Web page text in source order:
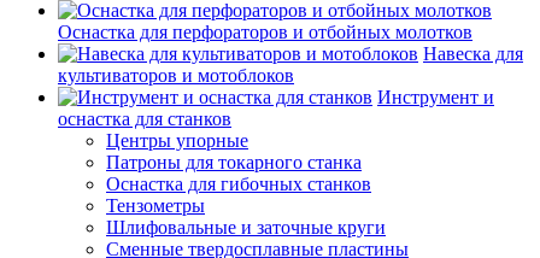
Оснастка для перфораторов и отбойных молотков
Навеска для
культиваторов и мотоблоков
Инструмент и
оснастка для станков
Центры упорные
Патроны для токарного станка
Оснастка для гибочных станков
Тензометры
Шлифовальные и заточные круги
Сменные твердосплавные пластины